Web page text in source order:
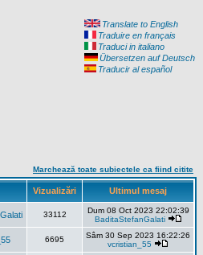
Translate to English
Traduire en français
Traduci in italiano
Übersetzen auf Deutsch
Traducir al español
Marchează toate subiectele ca fiind citite
Vizualizări Ultimul mesaj
33112
Dum 08 Oct 2023 22:02:39
BaditaStefanGalati
6695
Sâm 30 Sep 2023 16:22:26
vcristian_55